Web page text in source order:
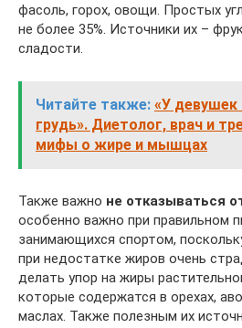
фасоль, горох, овощи. Простых
не более 35%. Источники их –
сладости.
Читайте также: «У девушек
грудь». Диетолог, врач и
мифы о жире и мышцах
Также важно не отказываться
особенно важно при правильном
занимающихся спортом,
при недостатке жиров очень
делать упор на жиры
которые содержатся в орехах,
маслах. Также полезным их